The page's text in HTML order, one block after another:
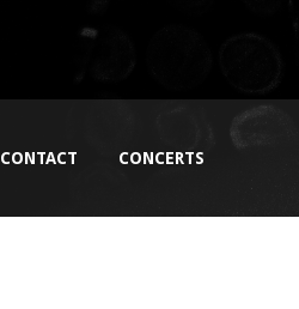
CONTACT CONCERTS